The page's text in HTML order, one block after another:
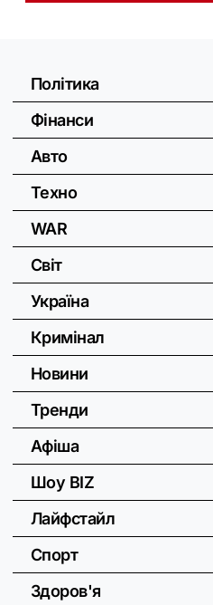
Політика
Фінанси
Авто
Техно
WAR
Світ
Україна
Кримінал
Новини
Тренди
Афіша
Шоу BIZ
Лайфстайл
Спорт
Здоров'я